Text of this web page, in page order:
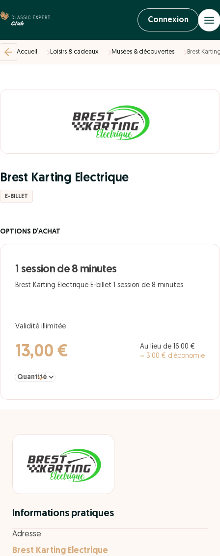
Connexion
Accueil Loisirs & cadeaux Musées & découvertes Brest
Brest Karting Electrique
E-BILLET
OPTIONS D’ACHAT
1 session de 8 minutes
Brest Karting Electrique E-billet 1 session de 8 minutes
Validité illimitée
13,00 €
Au lieu de 16,00 €
= 3,00 € d’économie
Sélectionner la quantité pour 1 session de 8 minutes
Informations pratiques
Adresse
Brest Karting Electrique